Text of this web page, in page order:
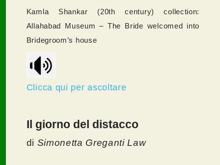
Kamla Shankar (20th century) collection:
Allahabad Museum – The Bride welcomed into
Bridegroom’s house
Clicca qui per ascoltare
Il giorno del distacco
di Simonetta Greganti Law